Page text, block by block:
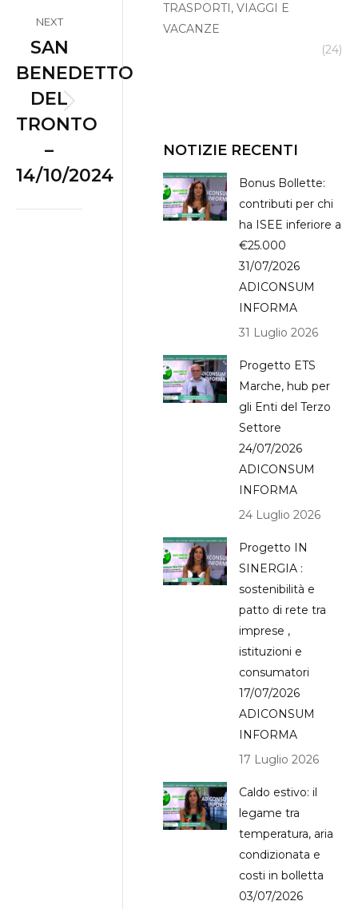
NEXT
Next
album:
SAN
BENEDETTO
DEL
TRONTO
–
14/10/2024
TRASPORTI, VIAGGI E
VACANZE
(24)
NOTIZIE RECENTI
Bonus Bollette:
contributi per chi
ha ISEE inferiore a
€25.000
31/07/2026
ADICONSUM
INFORMA
31 Luglio 2026
Progetto ETS
Marche, hub per
gli Enti del Terzo
Settore
24/07/2026
ADICONSUM
INFORMA
24 Luglio 2026
Progetto IN
SINERGIA :
sostenibilità e
patto di rete tra
imprese ,
istituzioni e
consumatori
17/07/2026
ADICONSUM
INFORMA
17 Luglio 2026
Caldo estivo: il
legame tra
temperatura, aria
condizionata e
costi in bolletta
03/07/2026